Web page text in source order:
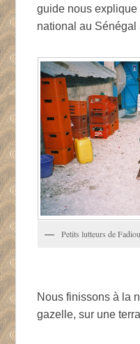
guide nous
national au Sénégal
Petits lutteurs de
Nous finissons à la
gazelle, sur une